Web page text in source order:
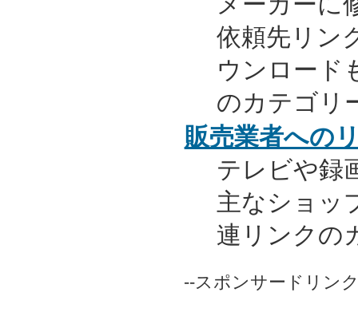
依頼先リン
ウンロード
のカテゴリ
販売業者への
テレビや録
主なショッ
連リンクの
--スポンサードリン